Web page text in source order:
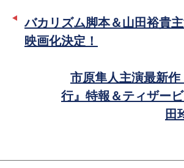
ー
で
バカリズム脚本＆山田裕貴
映画化決定！
市原隼人主演最新
行』特報＆ティザー
田